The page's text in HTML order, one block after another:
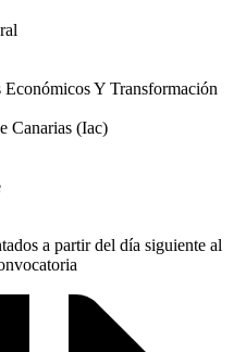
Y Transformación
Canarias (Iac)
a partir del día siguiente al